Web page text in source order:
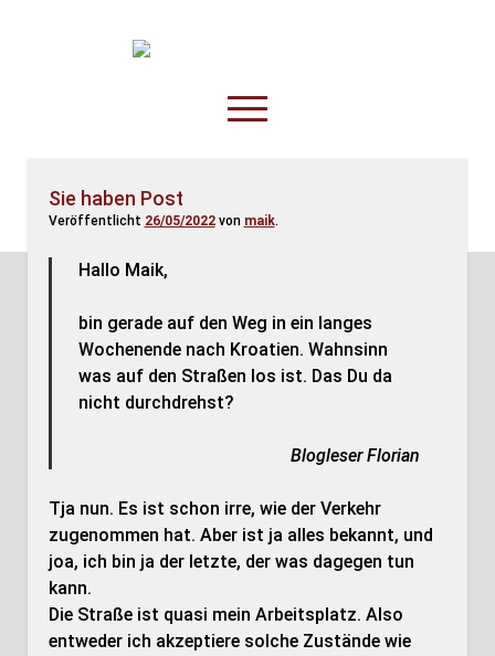
TruckOnline.de
open
menu
Anderswo
Disposition
Sie haben Post
Veröffentlicht 26/05/2022von maik.
Hallo Maik,
bin gerade auf den Weg in ein langes
Wochenende nach Kroatien. Wahnsinn
was auf den Straßen los ist. Das Du da
nicht durchdrehst?
Blogleser Florian
Tja nun. Es ist schon irre, wie der Verkehr
zugenommen hat. Aber ist ja alles bekannt, und
joa, ich bin ja der letzte, der was dagegen tun
kann.
Die Straße ist quasi mein Arbeitsplatz. Also
entweder ich akzeptiere solche Zustände wie